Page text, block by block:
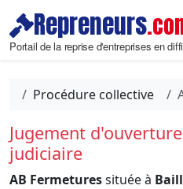
Repreneurs
Portail de la reprise d'entreprises en
Procédure collective
Jugement
judiciaire
AB Fermeturessituée à